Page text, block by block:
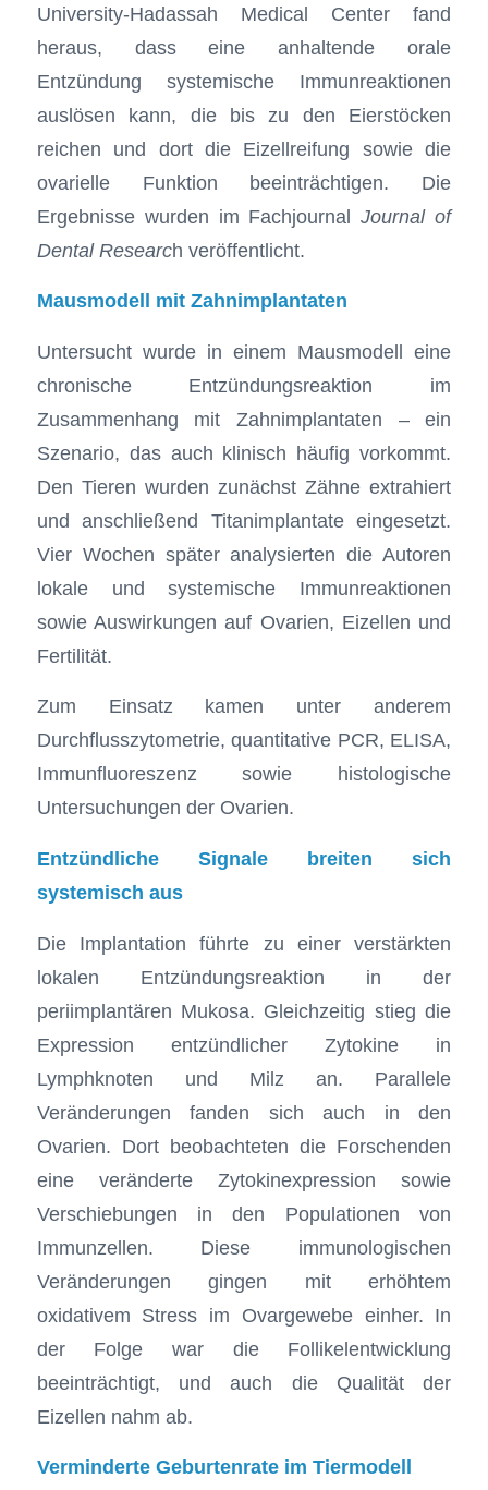
University-Hadassah Medical Center fand
heraus, dass eine anhaltende orale
Entzündung systemische Immunreaktionen
auslösen kann, die bis zu den Eierstöcken
reichen und dort die Eizellreifung sowie die
ovarielle Funktion beeinträchtigen. Die
Ergebnisse wurden im FachjournalJournal of
Dental Research veröffentlicht.
Mausmodell mit Zahnimplantaten
Untersucht wurde in einem Mausmodell eine
chronische Entzündungsreaktion im
Zusammenhang mit Zahnimplantaten – ein
Szenario, das auch klinisch häufig vorkommt.
Den Tieren wurden zunächst Zähne extrahiert
und anschließend Titanimplantate eingesetzt.
Vier Wochen später analysierten die Autoren
lokale und systemische Immunreaktionen
sowie Auswirkungen auf Ovarien, Eizellen und
Fertilität.
Zum Einsatz kamen unter anderem
Durchflusszytometrie, quantitative PCR, ELISA,
Immunfluoreszenz sowie histologische
Untersuchungen der Ovarien.
Entzündliche Signale breiten sich
systemisch aus
Die Implantation führte zu einer verstärkten
lokalen Entzündungsreaktion in der
periimplantären Mukosa. Gleichzeitig stieg die
Expression entzündlicher Zytokine in
Lymphknoten und Milz an. Parallele
Veränderungen fanden sich auch in den
Ovarien. Dort beobachteten die Forschenden
eine veränderte Zytokinexpression sowie
Verschiebungen in den Populationen von
Immunzellen. Diese immunologischen
Veränderungen gingen mit erhöhtem
oxidativem Stress im Ovargewebe einher. In
der Folge war die Follikelentwicklung
beeinträchtigt, und auch die Qualität der
Eizellen nahm ab.
Verminderte Geburtenrate im Tiermodell